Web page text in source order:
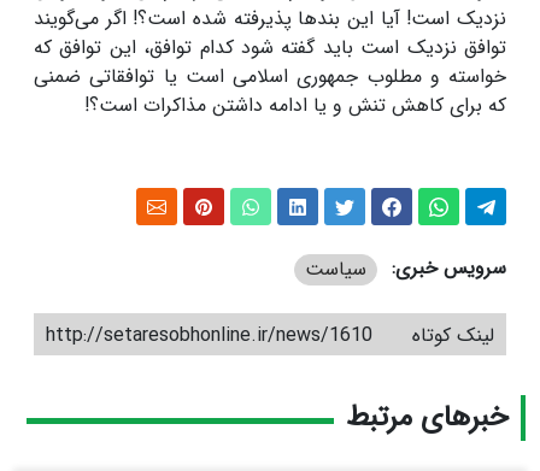
نزدیک است! آیا این بندها پذیرفته شده است؟! اگر می‌گویند
توافق نزدیک است باید گفته شود کدام توافق، این توافق که
خواسته و مطلوب جمهوری اسلامی است یا توافقاتی ضمنی
که برای کاهش تنش و یا ادامه داشتن مذاکرات است؟!
سرویس خبری: سیاست
لینک کوتاه http://setaresobhonline.ir/news/1610
خبرهای مرتبط